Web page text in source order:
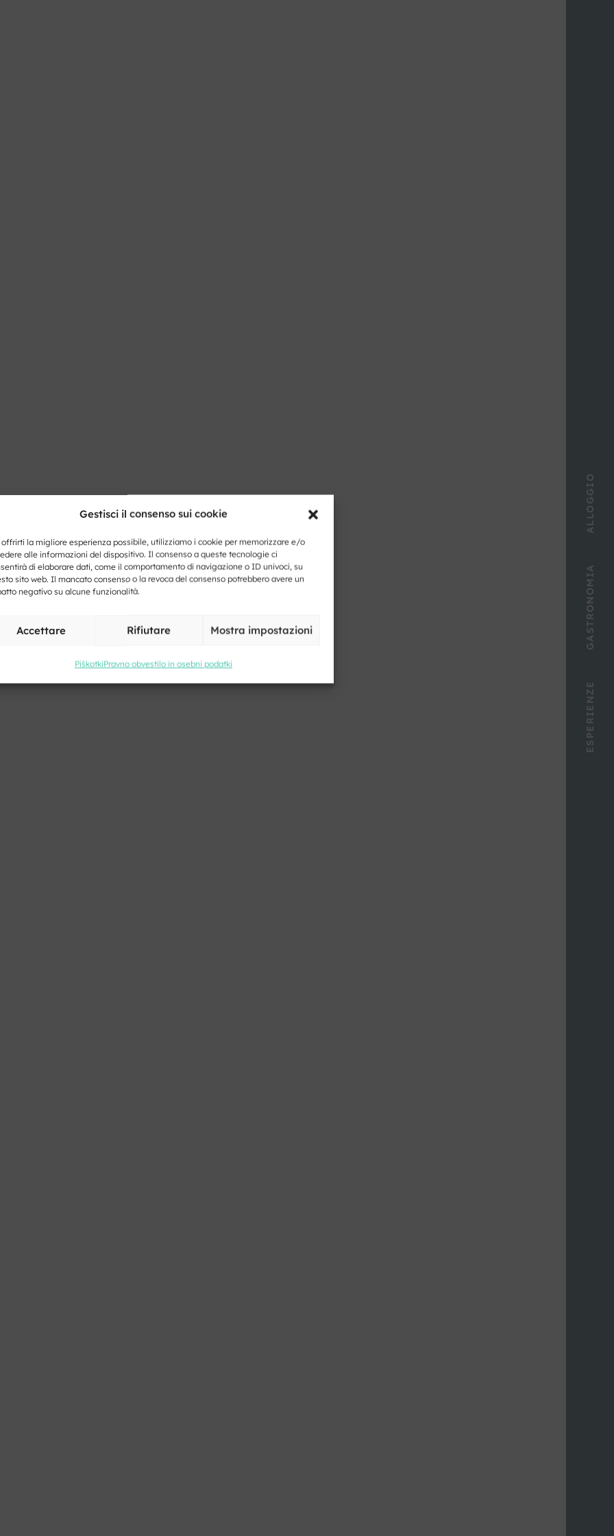
Gestisci il consenso sui cookie
offrirti la migliore esperienza possibile, utilizziamo i cookie per memorizzare e/o
alle informazioni del dispositivo. Il consenso a queste tecnologie ci
di elaborare dati, come il comportamento di navigazione o ID univoci, su
sito web. Il mancato consenso o la revoca del consenso potrebbero avere un
negativo su alcune funzionalità.
Accettare Rifiutare Mostra impostazioni
PiškotkiPravno obvestilo in osebni podatki
ESPERIENZE
GASTRONOMIA
ALLOGGIO